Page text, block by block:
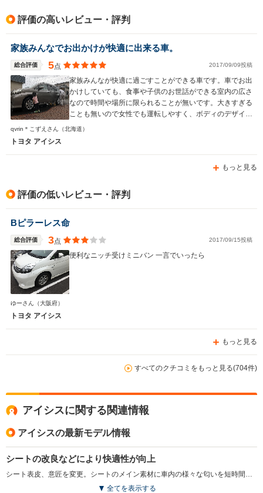
評価の高いレビュー・評判
家族みんなでお出かけが快適に出来る車。
総合評価 5点 2017/09/09投稿
家族みんなが快適に過ごすことができる車です。車でお出
かけしていても、食事や子供のお世話ができる室内の広さ
なので時間や場所に限られることが無いです。大きすぎる
ことも無いので女性でも運転しやすく、ボディのデザイン
はカッコいいので男性にも向いている車だと思います。
qvrin＊こずえさん （北海道）
トヨタ アイシス
もっと見る
評価の低いレビュー・評判
Bピラーレス命
総合評価 3点 2017/09/15投稿
便利なニッチ受けミニバン 一言でいったら
ゆーさん （大阪府）
トヨタ アイシス
もっと見る
すべてのクチコミをもっと見る(704件)
アイシスに関する関連情報
アイシスの最新モデル情報
シートの改良などにより快適性が向上
全てを表示する